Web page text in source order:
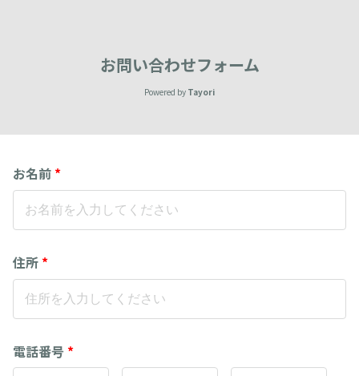
お問い合わせフォーム
Powered by Tayori
お名前 *
住所 *
電話番号 *